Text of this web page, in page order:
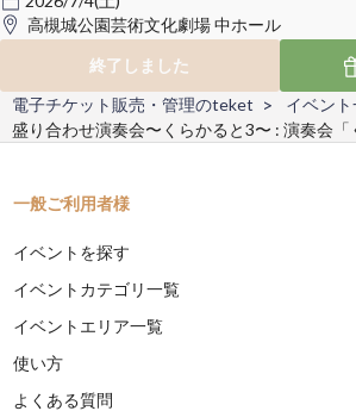
高槻城公園芸術文化劇場 中ホール
終了しました
電子チケット販売・管理のteket イベン
盛り合わせ演奏会〜くらかると3〜 : 演奏会「
一般ご利用者様
イベントを探す
イベントカテゴリ一覧
イベントエリア一覧
使い方
よくある質問